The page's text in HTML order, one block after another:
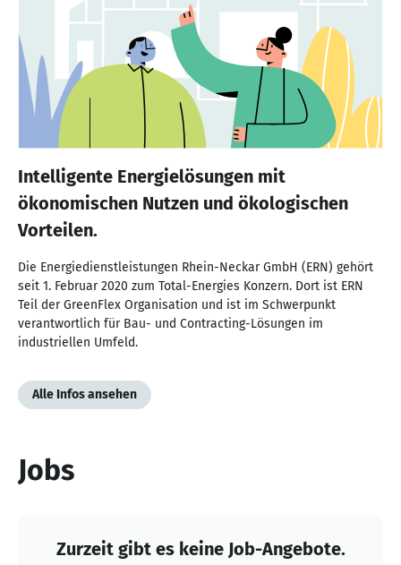
Intelligente Energielösungen mit
ökonomischen Nutzen und ökologischen
Vorteilen.
Die Energiedienstleistungen Rhein-Neckar GmbH (ERN) gehört
seit 1. Februar 2020 zum Total-Energies Konzern. Dort ist ERN
Teil der GreenFlex Organisation und ist im Schwerpunkt
verantwortlich für Bau- und Contracting-Lösungen im
industriellen Umfeld.
Alle Infos ansehen
Jobs
Zurzeit gibt es keine Job-Angebote.